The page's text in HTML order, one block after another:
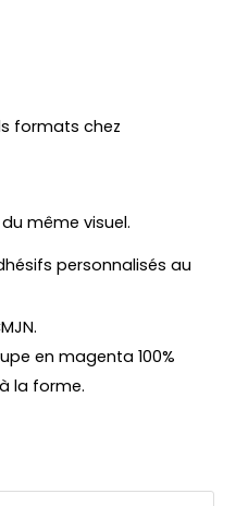
formats chez
même visuel.
personnalisés au
en magenta 100%
la forme.